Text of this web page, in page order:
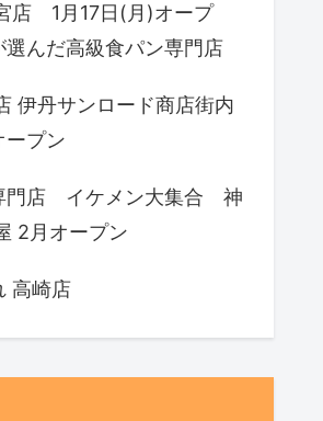
店 1月17日(月)オープ
んだ高級食パン専門店
伊丹サンロード商店街内
ープン
門店 イケメン大集合 神
2月オープン
高崎店